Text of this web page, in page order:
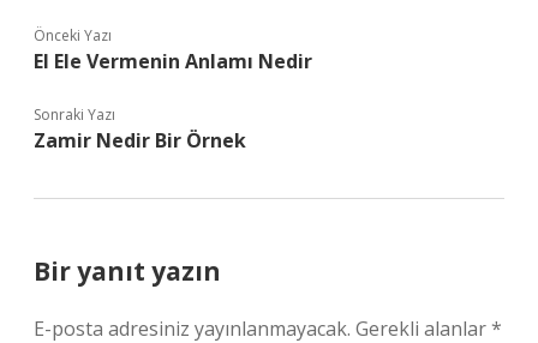
Önceki Yazı
El Ele Vermenin Anlamı Nedir
Sonraki Yazı
Zamir Nedir Bir Örnek
Bir yanıt yazın
E-posta adresiniz yayınlanmayacak. Gerekli alanlar*